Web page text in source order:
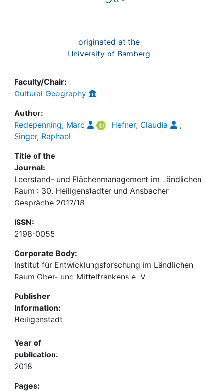
originated at the
University of Bamberg
Faculty/Chair:
Cultural Geography
Author:
Redepenning, Marc
; Hefner, Claudia
;
Singer, Raphael
Title of the
Journal:
Leerstand- und Flächenmanagement im Ländlichen
Raum : 30. Heiligenstadter und Ansbacher
Gespräche 2017/18
ISSN:
2198-0055
Corporate Body:
Institut für Entwicklungsforschung im Ländlichen
Raum Ober- und Mittelfrankens e. V.
Publisher
Information:
Heiligenstadt
Year of
publication:
2018
Pages: